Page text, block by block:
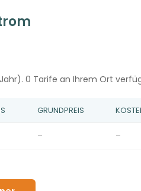
0 Tarife an Ihrem Ort
GRUNDPREIS
– –